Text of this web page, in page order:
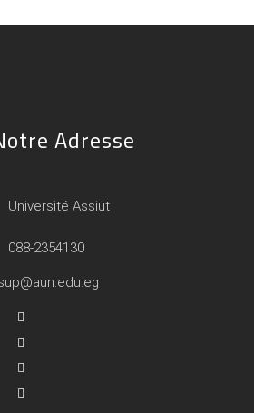
Adresse
Université Assiut
088-2354130